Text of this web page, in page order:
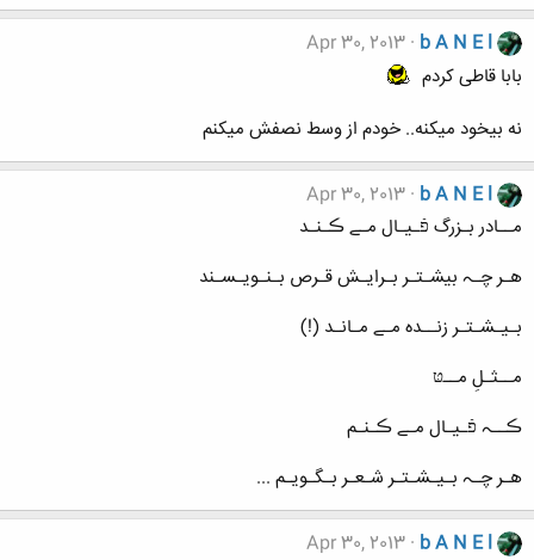
b A N E l
Apr 30, 2013
بابا قاطی کردم
نه بیخود میکنه.. خودم از وسط نصفش میکنم
b A N E l
Apr 30, 2013
مــادر بـزرگ פֿـیـال مـے ڪـنـد
هـر چـﮧ بیشـتـر بـرایـش قـرص بـنـویـسـند
بـیـشـتـر زنــده مـے مـانـد (!)
مــثـلِ مــטּ
ڪــﮧ פֿـیـال مـے ڪـنـم
هـر چـﮧ بـیـشـتـر شـعـر بـگـویـم ...
b A N E l
Apr 30, 2013